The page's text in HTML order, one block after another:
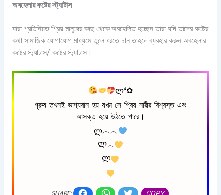
অবহেলার কষ্টের স্ট্যাটাস
যারা প্রতিনিয়ত প্রিয় মানুষের কাছ থেকে অবহেলিত হচ্ছেন তারা যদি তাদের কষ্টের
কথা সামাজিক যোগাযোগ মাধ্যমে তুলে ধরতে চান তাহলে ব্যবহার করুন অবহেলার
কষ্টের স্ট্যাটাস/ কষ্টের স্ট্যাটাস।
ლ❛✿
পুরুষ তখনই ভাগ্যবান হয় যখন সে প্রিয় নারীর বিশ্বস্ত এবং
আসক্ত হয়ে উঠতে পারে।
ლ︵︵
Ლ︵
Ლ
SHARE: COPY